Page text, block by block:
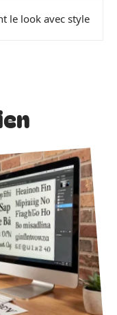
le look avec style